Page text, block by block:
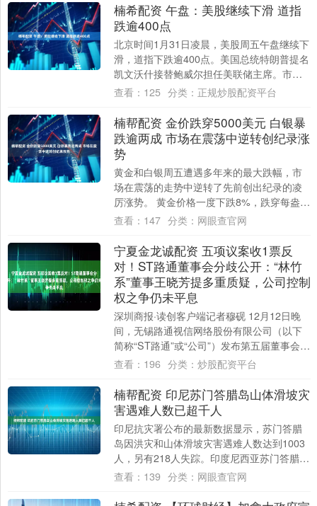
楠希配资 午盘：美股继续下滑 道指
跌逾400点
北京时间1月31日凌晨，美股周五午盘继续下
滑，道指下跌逾400点。美国总统特朗普提名
凯文沃什接替鲍威尔担任美联储主席。市场
料其最终将不支持大幅降息，因此仍维持
查看： 125 分类： 正规炒股配资平台
楠帮配资 金价跌穿5000美元 白银暴
跌逾两成 市场在震荡中逆转创纪录涨
势
黄金和白银周五遭遇多年来的最大跌幅，市
场在震荡的走势中逆转了先前创出纪录的凌
厉涨势。 黄金价格一度下跌8%，跌穿每盎司
5000美元；白银大跌超过20%，创出20....
查看： 147 分类： 网眼查官网
宁夏金龙诚配资 五项议案收1票反
对！ST路通董事会分歧公开：“林竹
系”董事王晓芳提多重质疑，公司控制
权之争仍未平息
深圳商报·读创客户端记者穆砚 12月12日晚
间，无锡路通视信网络股份有限公司（以下
简称“ST路通”或“公司”）发布第五届董事会第
二十二次会议决议公告。公告提交审....
查看： 196 分类： 炒股配资平台
楠帮配资 印尼苏门答腊岛山体滑坡灾
害遇难人数已超千人
印尼抗灾署公布的最新数据显示，苏门答腊
岛因洪灾和山体滑坡灾害遇难人数达到1003
人，另有218人失踪。印度尼西亚苏门答腊岛
的亚齐省、北苏门答腊省和西苏门答腊省
查看： 139 分类： 网眼查官网